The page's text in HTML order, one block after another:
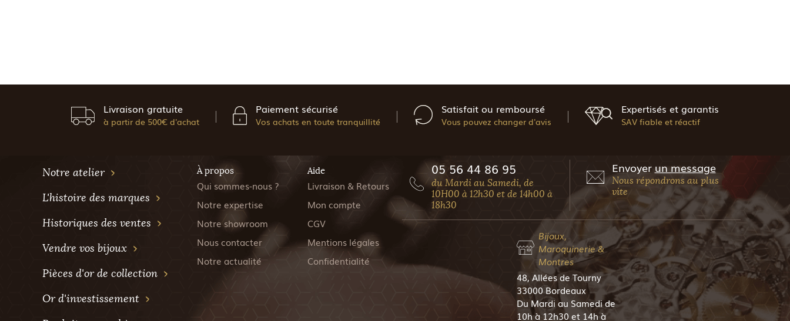
Livraison gratuite
à partir de 500€ d'achat
Paiement sécurisé
Vos achats en toute tranquillité
Satisfait ou remboursé
Vous pouvez changer d'avis
Expertisés et garantis
SAV fiable et réactif
Notre atelier
L'histoire des marques
Historiques des ventes
Vendre vos bijoux
Pièces d'or de collection
Or d'investissement
À propos
Qui sommes-nous ?
Notre expertise
Notre showroom
Nous contacter
Notre actualité
Aide
Livraison & Retours
Mon compte
CGV
Mentions légales
Confidentialité
05 56 44 86 95
du Mardi au Samedi, de
10H00 à 12h30 et de 14h00 à
18h30
Envoyer un message
Nous répondrons au plus
vite
Bijoux,
Maroquinerie &
Montres
48, Allées de Tourny
33000 Bordeaux
Du Mardi au Samedi de
10h à 12h30 et 14h à